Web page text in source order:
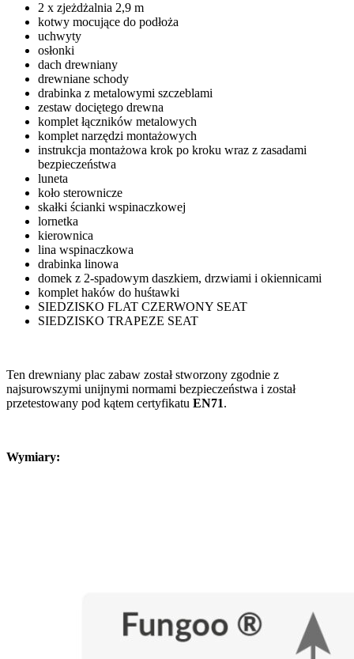
2 x zjeżdżalnia 2,9 m
kotwy mocujące do podłoża
uchwyty
osłonki
dach drewniany
drewniane schody
drabinka z metalowymi szczeblami
zestaw dociętego drewna
komplet łączników metalowych
komplet narzędzi montażowych
instrukcja montażowa krok po kroku wraz z zasadami
bezpieczeństwa
luneta
koło sterownicze
skałki ścianki wspinaczkowej
lornetka
kierownica
lina wspinaczkowa
drabinka linowa
domek z 2-spadowym daszkiem, drzwiami i okiennicami
komplet haków do huśtawki
SIEDZISKO FLAT CZERWONY SEAT
SIEDZISKO TRAPEZE SEAT
Ten drewniany plac zabaw został stworzony zgodnie z
najsurowszymi unijnymi normami bezpieczeństwa i został
przetestowany pod kątem certyfikatu EN71.
Wymiary: